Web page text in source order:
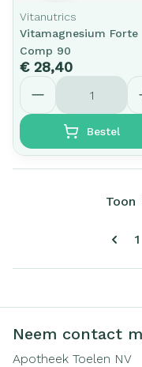
Vitanutrics
Vitamagnesium Forte
Comp 90
€ 28,40
Aantal
Bestel
1
Toon
Neem contact
Apotheek Toelen NV